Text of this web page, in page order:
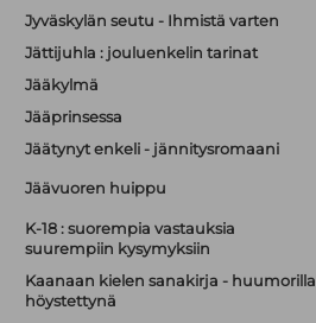
Jyväskylän seutu - Ihmistä varten
Jättijuhla : jouluenkelin tarinat
Jääkylmä
Jääprinsessa
Jäätynyt enkeli - jännitysromaani
Jäävuoren huippu
K-18 : suorempia vastauksia
suurempiin kysymyksiin
Kaanaan kielen sanakirja - huumorilla
höystettynä